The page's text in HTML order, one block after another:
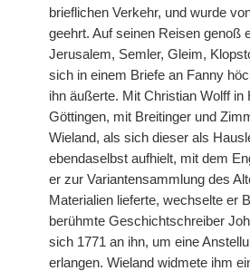
brieflichen Verkehr, und wurde
geehrt. Auf seinen Reisen genoß
Jerusalem, Semler, Gleim,
sich in einem Briefe an Fanny
ihn äußerte. Mit Christian Wolff in
Göttingen, mit Breitinger und
Wieland, als sich dieser als
ebendaselbst aufhielt, mit dem
er zur Variantensammlung des
Materialien lieferte, wechselte er
berühmte Geschichtschreiber
sich 1771 an ihn, um eine
erlangen. Wieland widmete ihm